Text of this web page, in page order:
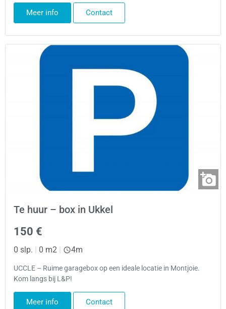
Meer info Contact
Te huur – box in Ukkel
150 €
0 slp. | 0 m2 | 4m
UCCLE – Ruime garagebox op een ideale locatie in Montjoie.
Kom langs bij L&P!
Meer info Contact